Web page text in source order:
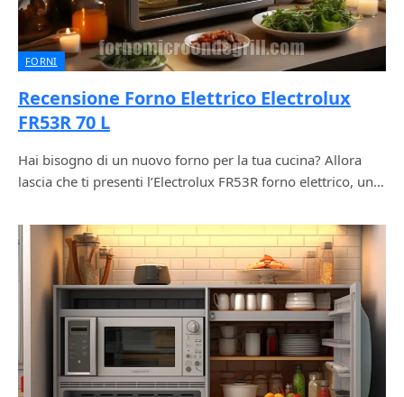
FORNI
Recensione Forno Elettrico Electrolux
FR53R 70 L
Hai bisogno di un nuovo forno per la tua cucina? Allora
lascia che ti presenti l’Electrolux FR53R forno elettrico, un…